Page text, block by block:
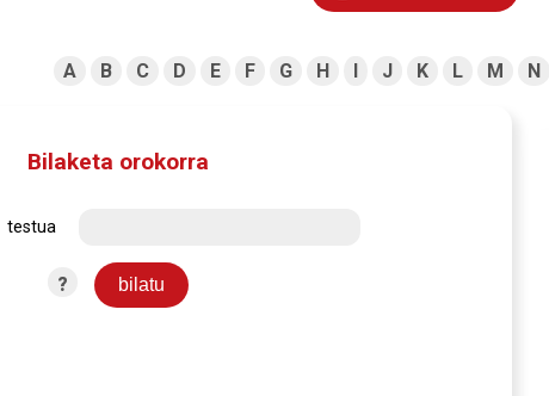
A B C D E F G H I J K L M N
Bilaketa orokorra
testua
?